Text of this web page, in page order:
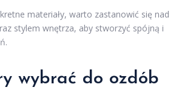
materiały, warto zastanowić się nad
stylem wnętrza, aby stworzyć spójną i
wybrać do ozdób